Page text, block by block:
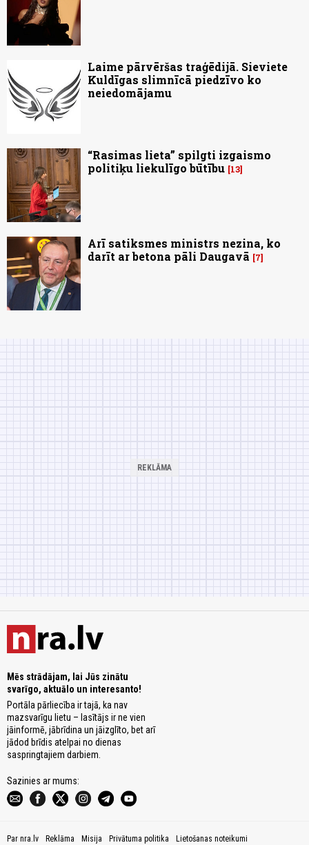
Laime pārvēršas traģēdijā. Sieviete
Kuldīgas slimnīcā piedzīvo ko
neiedomājamu
“Rasimas lieta” spilgti izgaismo
politiķu liekulīgo būtību 13
Arī satiksmes ministrs nezina, ko
darīt ar betona pāli Daugavā
7
Mēs strādājam, lai Jūs zinātu
svarīgo, aktuālo un interesanto!
Portāla pārliecība ir tajā, ka nav
mazsvarīgu lietu – lasītājs ir ne vien
jāinformē, jābrīdina un jāizglīto, bet arī
jādod brīdis atelpai no dienas
saspringtajiem darbiem.
Sazinies ar mums:
Par nra.lv Reklāma Misija Privātuma politika Lietošanas noteikumi